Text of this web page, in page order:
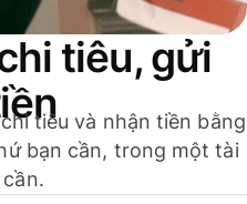
tiêu, gửi
tiêu và nhận tiền bằng
bạn cần, trong một tài